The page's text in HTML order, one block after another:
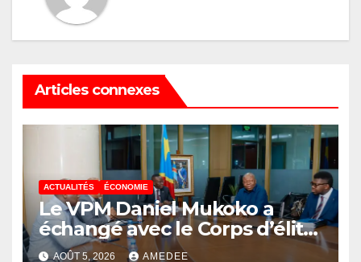
Articles connexes
ACTUALITÉS ÉCONOMIE
Le VPM Daniel Mukoko a
échangé avec le Corps d’élite
scientifique de
AOÛT 5, 2026 AMEDEE